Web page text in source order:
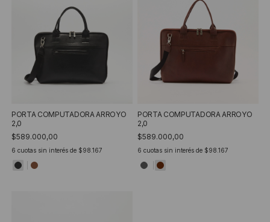
PORTA COMPUTADORA ARROYO
2,0
$589.000,00
6 cuotas sin interés de $98.167
PORTA COMPUTADORA ARROYO
2,0
$589.000,00
6 cuotas sin interés de $98.167